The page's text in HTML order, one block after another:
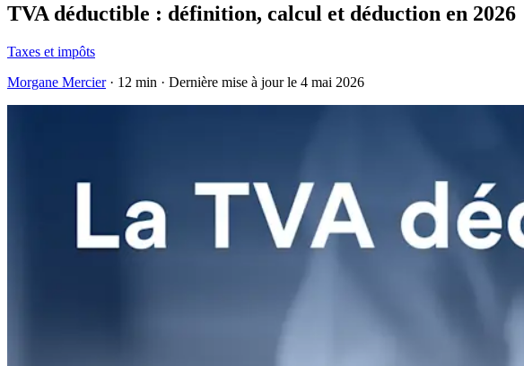
TVA déductible : définition, calcul et déduction en 2026
Taxes et impôts
Morgane Mercier· 12 min · Dernière mise à jour le 4 mai 2026